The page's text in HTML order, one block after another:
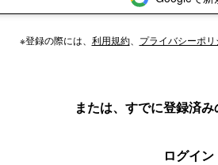
※登録の際には、 利用規約、 プライバシーポリ
または、すでに登録済
ログイン